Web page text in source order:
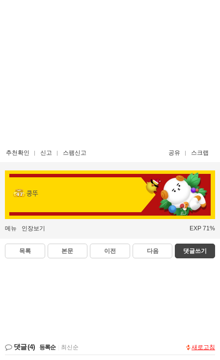
추천확인 신고 스팸신고 공유 스크랩
쿵뚜
메뉴 인장보기 EXP 71%
목록 본문 이전 다음 댓글쓰기
댓글(4) 등록순 최신순 새로고침